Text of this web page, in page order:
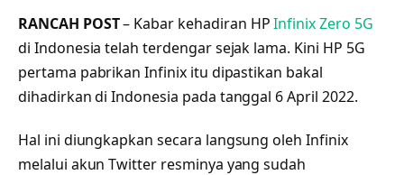
RANCAH POST– Kabar kehadiran HPInfinix Zero 5G
di Indonesia telah terdengar sejak lama. Kini HP 5G
pertama pabrikan Infinix itu dipastikan bakal
dihadirkan di Indonesia pada tanggal 6 April 2022.
Hal ini diungkapkan secara langsung oleh Infinix
melalui akun Twitter resminya yang sudah